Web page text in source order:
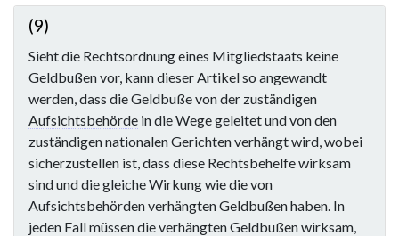
(9)
Sieht die Rechtsordnung eines Mitgliedstaats keine
Geldbußen vor, kann dieser Artikel so angewandt
werden, dass die Geldbuße von der zuständigen
Aufsichtsbehörde in die Wege geleitet und von den
zuständigen nationalen Gerichten verhängt wird, wobei
sicherzustellen ist, dass diese Rechtsbehelfe wirksam
sind und die gleiche Wirkung wie die von
Aufsichtsbehörden verhängten Geldbußen haben. In
jeden Fall müssen die verhängten Geldbußen wirksam,